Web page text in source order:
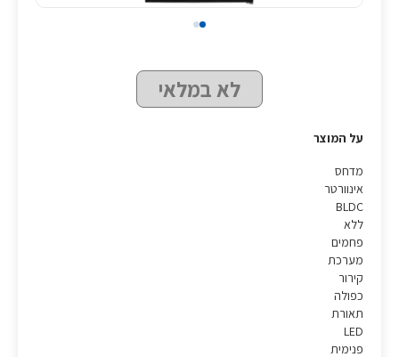
לא במלאי
על המוצר
מדחס
אינוורטר
BLDC
ללא
פחמים
מערכת
קירור
כפולה
תאורת
LED
פנימית